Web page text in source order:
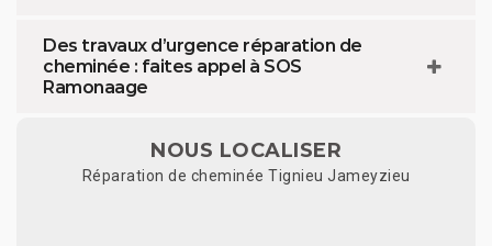
Des travaux d’urgence réparation de
cheminée : faites appel à SOS
Ramonaage
NOUS LOCALISER
Réparation de cheminée Tignieu Jameyzieu